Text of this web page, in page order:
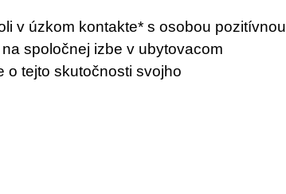
v úzkom kontakte* s osobou pozitívnou
spoločnej izbe v ubytovacom
o tejto skutočnosti svojho